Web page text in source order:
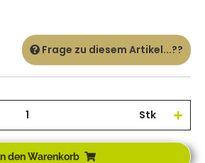
Frage zu diesem Artikel...??
Stk
In den Warenkorb